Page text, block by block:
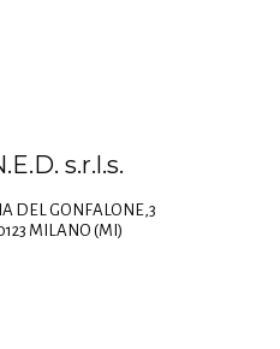
s.r.l.s.
DEL GONFALONE,3
MILANO (MI)